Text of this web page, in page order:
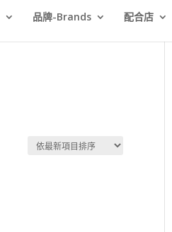
品牌-Brands 配合店